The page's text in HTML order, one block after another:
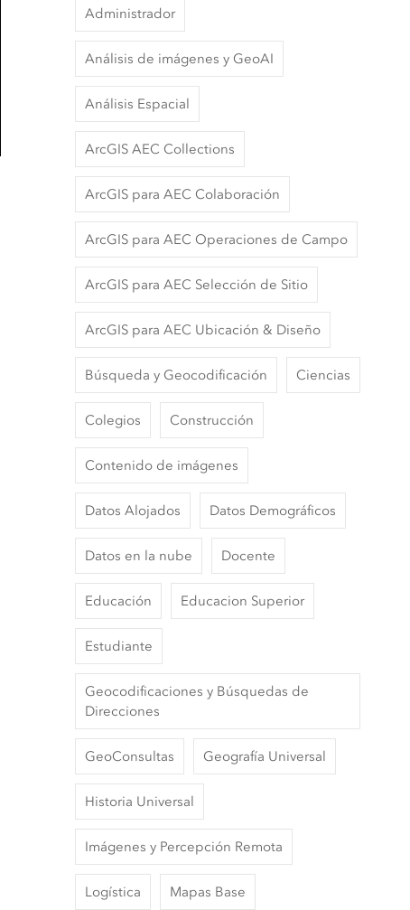
Administrador
Análisis de imágenes y GeoAI
Análisis Espacial
ArcGIS AEC Collections
ArcGIS para AEC Colaboración
ArcGIS para AEC Operaciones de Campo
ArcGIS para AEC Selección de Sitio
ArcGIS para AEC Ubicación & Diseño
Búsqueda y Geocodificación Ciencias
Colegios Construcción
Contenido de imágenes
Datos Alojados Datos Demográficos
Datos en la nube Docente
Educación Educacion Superior
Estudiante
Geocodificaciones y Búsquedas de
Direcciones
GeoConsultas Geografía Universal
Historia Universal
Imágenes y Percepción Remota
Logística Mapas Base